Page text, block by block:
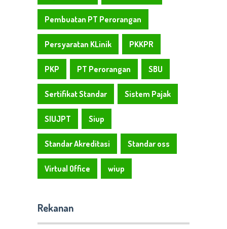
Pembuatan PT Perorangan
Persyaratan KLinik PKKPR
PKP PT Perorangan SBU
Sertifikat Standar Sistem Pajak
SIUJPT Siup
Standar Akreditasi Standar oss
Virtual Office wiup
Rekanan